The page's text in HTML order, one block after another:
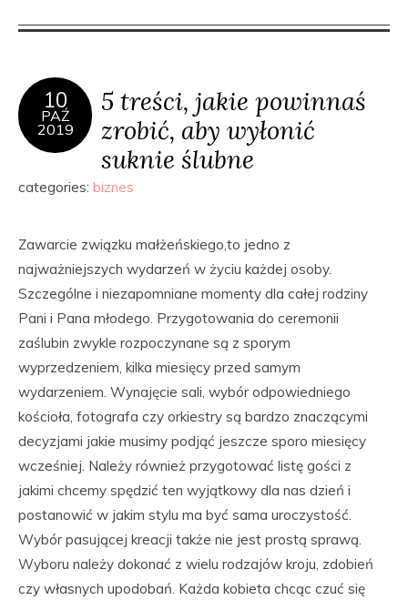
10
PAŹ
2019
5 treści, jakie powinnaś
zrobić, aby wyłonić
suknie ślubne
categories: biznes
Zawarcie związku małżeńskiego,to jedno z
najważniejszych wydarzeń w życiu każdej osoby.
Szczególne i niezapomniane momenty dla całej rodziny
Pani i Pana młodego. Przygotowania do ceremonii
zaślubin zwykle rozpoczynane są z sporym
wyprzedzeniem, kilka miesięcy przed samym
wydarzeniem. Wynajęcie sali, wybór odpowiedniego
kościoła, fotografa czy orkiestry są bardzo znaczącymi
decyzjami jakie musimy podjąć jeszcze sporo miesięcy
wcześniej. Należy również przygotować listę gości z
jakimi chcemy spędzić ten wyjątkowy dla nas dzień i
postanowić w jakim stylu ma być sama uroczystość.
Wybór pasującej kreacji także nie jest prostą sprawą.
Wyboru należy dokonać z wielu rodzajów kroju, zdobień
czy własnych upodobań. Każda kobieta chcąc czuć się